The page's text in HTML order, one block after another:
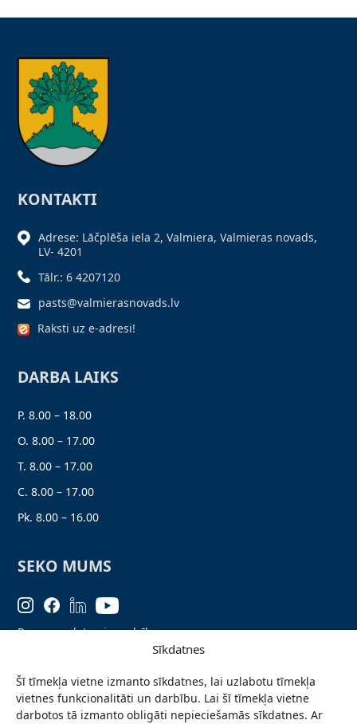
Sīkdatnes
Šī tīmekļa vietne izmanto sīkdatnes, lai uzlabotu tīmekļa
vietnes funkcionalitāti un darbību. Lai šī tīmekļa vietne
darbotos tā izmanto obligāti nepieciešamās sīkdatnes. Ar
KONTAKTI
Adrese: Lāčplēša iela 2, Valmiera, Valmieras novads,
LV- 4201
Tālr.: 6 4207120
pasts@valmierasnovads.lv
Raksti uz e-adresi!
DARBA LAIKS
P. 8.00 – 18.00
O. 8.00 – 17.00
T. 8.00 – 17.00
C. 8.00 – 17.00
Pk. 8.00 – 16.00
SEKO MUMS
Personas datu aizsardzība
Ziņo par problēmu
Pieteikties jaunumiem